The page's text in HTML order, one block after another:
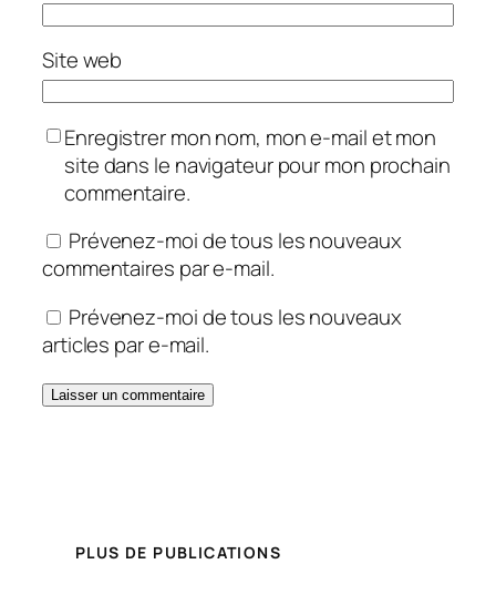
Site web
Enregistrer mon nom, mon e-mail et mon
site dans le navigateur pour mon prochain
commentaire.
Prévenez-moi de tous les nouveaux
commentaires par e-mail.
Prévenez-moi de tous les nouveaux
articles par e-mail.
PLUS DE PUBLICATIONS